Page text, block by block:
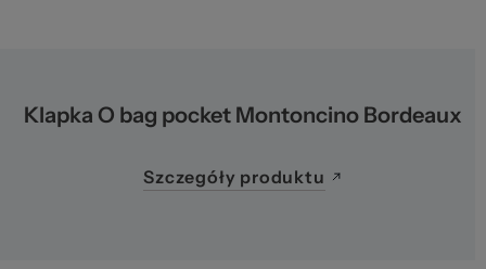
Klapka O bag pocket Montoncino Bordeaux
Szczegóły produktu